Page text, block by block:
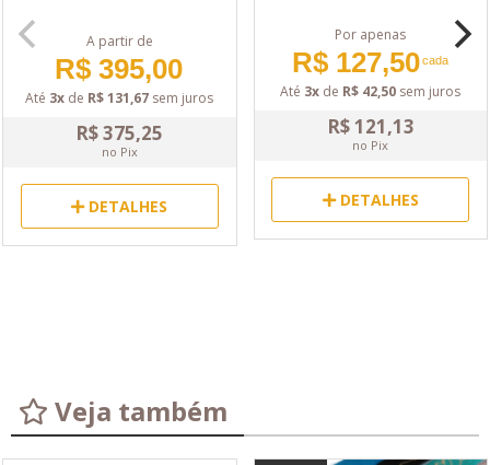
A partir de
R$ 395,00
Até 3x de R$ 131,67 sem juros
R$ 375,25
no Pix
DETALHES
Por apenas
R$ 127,50cada
Até 3x de R$ 42,50 sem juros
R$ 121,13
no Pix
DETALHES
Veja também